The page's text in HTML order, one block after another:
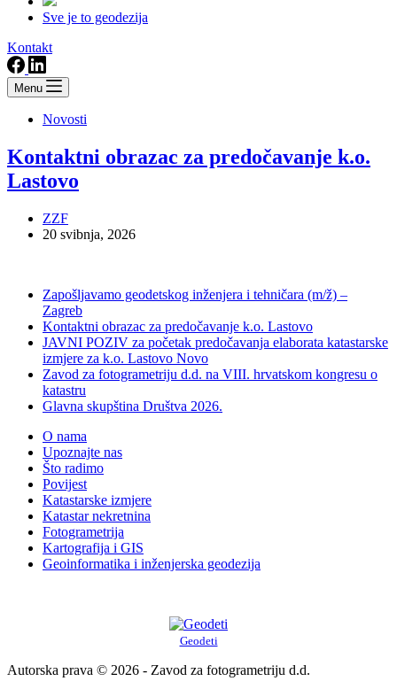
Sve je to geodezija
Kontakt
Menu
Novosti
Kontaktni obrazac za predočavanje k.o.
Lastovo
ZZF
20 svibnja, 2026
Zapošljavamo geodetskog inženjera i tehničara (m/ž) –
Zagreb
Kontaktni obrazac za predočavanje k.o. Lastovo
JAVNI POZIV za početak predočavanja elaborata katastarske
izmjere za k.o. Lastovo Novo
Zavod za fotogrametriju d.d. na VIII. hrvatskom kongresu o
katastru
Glavna skupština Društva 2026.
O nama
Upoznajte nas
Što radimo
Povijest
Katastarske izmjere
Katastar nekretnina
Fotogrametrija
Kartografija i GIS
Geoinformatika i inženjerska geodezija
Geodeti
Autorska prava © 2026 - Zavod za fotogrametriju d.d.